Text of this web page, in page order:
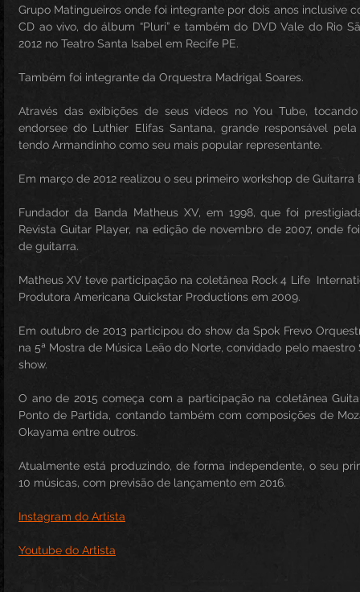
Grupo Matingueiros onde foi integrante por dois anos inclusive
CD ao vivo, do álbum “Pluri” e também do DVD Vale do Rio
2012 no Teatro Santa Isabel em Recife PE.
Também foi integrante da Orquestra Madrigal Soares.
Através das exibições de seus vídeos no You Tube,
endorsee do Luthier Elifas Santana, grande responsável
tendo Armandinho como seu mais popular representante.
Em março de 2012 realizou o seu primeiro workshop de Guitarra
Fundador da Banda Matheus XV, em 1998, que foi
Revista Guitar Player, na edição de novembro de 2007, onde
de guitarra.
Matheus XV teve participação na coletânea Rock 4 Life
Produtora Americana Quickstar Productions em 2009.
Em outubro de 2013 participou do show da Spok Frevo
na 5ª Mostra de Música Leão do Norte, convidado pelo
show.
O ano de 2015 começa com a participação na coletânea
Ponto de Partida, contando também com composições de
Okayama entre outros.
Atualmente está produzindo, de forma independente, o seu
10 músicas, com previsão de lançamento em 2016.
Instagram do Artista
Youtube do Artista